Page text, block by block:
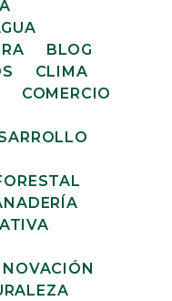
BLOG
CLIMA
COMERCIO